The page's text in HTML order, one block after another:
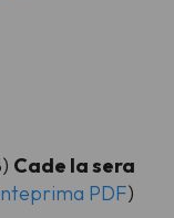
Cade la sera
PDF)